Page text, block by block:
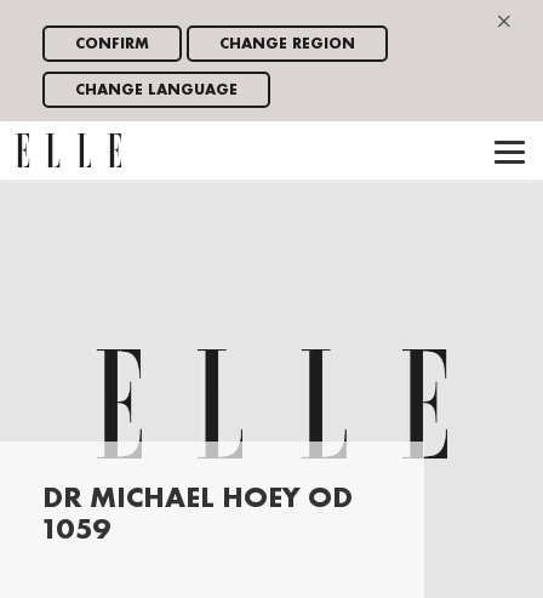
×
CONFIRM CHANGE REGION
CHANGE LANGUAGE
DR MICHAEL HOEY OD
1059